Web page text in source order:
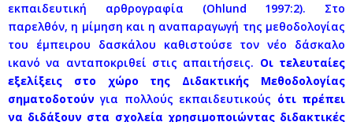
εκπαιδευτική αρθρογραφία (Ohlund 1997:2). Στο
παρελθόν, η μίμηση και η αναπαραγωγή της μεθοδολογίας
του έμπειρου δασκάλου καθιστούσε τον νέο δάσκαλο
ικανό να ανταποκριθεί στις απαιτήσεις. Οι τελευταίες
εξελίξεις στο χώρο της Διδακτικής Μεθοδολογίας
σηματοδοτούν για πολλούς εκπαιδευτικούς ότι πρέπει
να διδάξουν στα σχολεία χρησιμοποιώντας διδακτικές